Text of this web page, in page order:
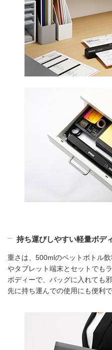
持ち運びしやすい軽量ボデ
重さは、500mlのペットボトル
やタブレット端末とセットでも
ボディーで、バッグに入れても
先に持ち運んでの使用にも便利で